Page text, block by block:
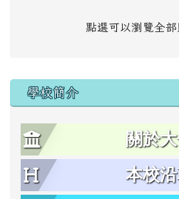
點選可以瀏覽全部
學校簡介
關於
本校